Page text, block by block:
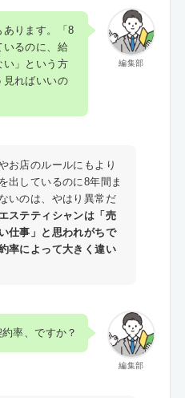
編集部
あります。「8
いるのに、給
い」という方
ればいいの
お店のルールにもより
出しているのに8年間ま
いのは、やはり異常だ
エステティシャンは「売
仕事」と思われがちで
率によって大きく違い
編集部
約率、ですか？